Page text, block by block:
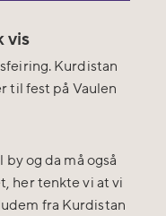
vis
Kurdistan
til fest på Vaulen
og da må også
her tenkte vi at vi
fra Kurdistan